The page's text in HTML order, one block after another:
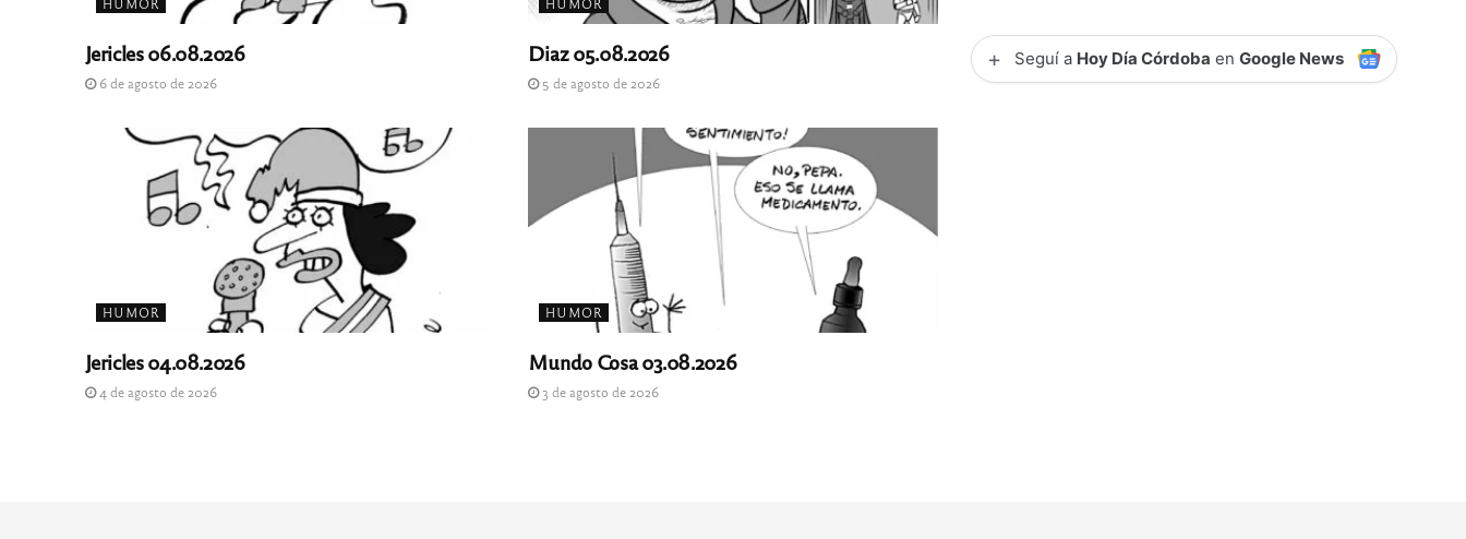
HUMOR
Jericles 06.08.2026
6 de agosto de 2026
HUMOR
Diaz 05.08.2026
5 de agosto de 2026
HUMOR
Jericles 04.08.2026
4 de agosto de 2026
HUMOR
Mundo Cosa 03.08.2026
3 de agosto de 2026
+ Seguí a Hoy Día Córdoba enGoogle News